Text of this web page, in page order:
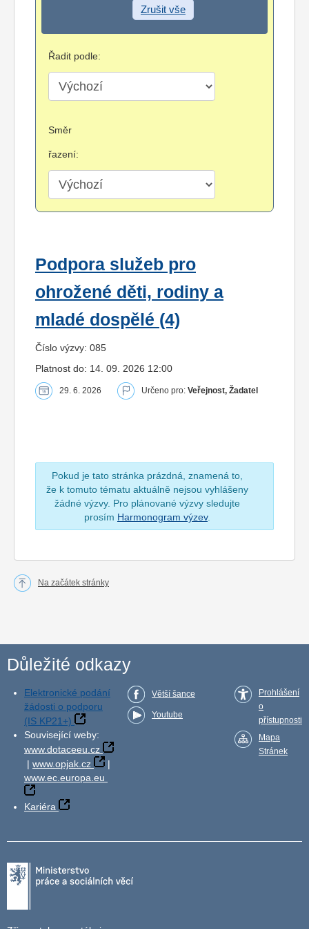
Zrušit vše
Řadit podle:
Směr
řazení:
Podpora služeb pro
ohrožené děti, rodiny a
mladé dospělé (4)
Číslo výzvy: 085
Platnost do: 14. 09. 2026 12:00
29. 6. 2026 Určeno pro: Veřejnost, Žadatel
Pokud je tato stránka prázdná, znamená to,
že k tomuto tématu aktuálně nejsou vyhlášeny
žádné výzvy. Pro plánované výzvy sledujte
prosím Harmonogram výzev.
Na začátek stránky
Důležité odkazy
Elektronické podání
žádosti o podporu
(IS KP21+)
Související weby:
www.dotaceeu.cz
| www.opjak.cz
|
www.ec.europa.eu
Kariéra
Větší šance
Youtube
Prohlášení
o
přístupnosti
Mapa
Stránek